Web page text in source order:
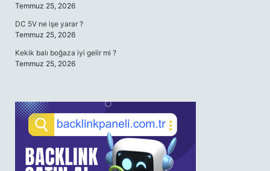
Temmuz 25, 2026
DC 5V ne işe yarar ?
Temmuz 25, 2026
Kekik balı boğaza iyi gelir mi ?
Temmuz 25, 2026